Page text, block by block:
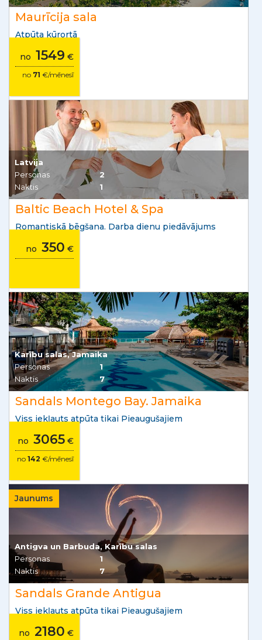
Maurīcija sala
Atpūta kūrortā
no 1549 €
no 71 €/mēnesī
Latvija
Personas
2
Naktis
1
Baltic Beach Hotel & Spa
Romantiskā bēgšana. Darba dienu piedāvājums
no 350 €
Karību salas, Jamaika
Personas
1
Naktis
7
Sandals Montego Bay. Jamaika
Viss iekļauts atpūta tikai Pieaugušajiem
no 3065 €
no 142 €/mēnesī
Jaunums
Antigva un Barbuda, Karību salas
Personas
1
Naktis
7
Sandals Grande Antigua
Viss iekļauts atpūta tikai Pieaugušajiem
no 2180 €